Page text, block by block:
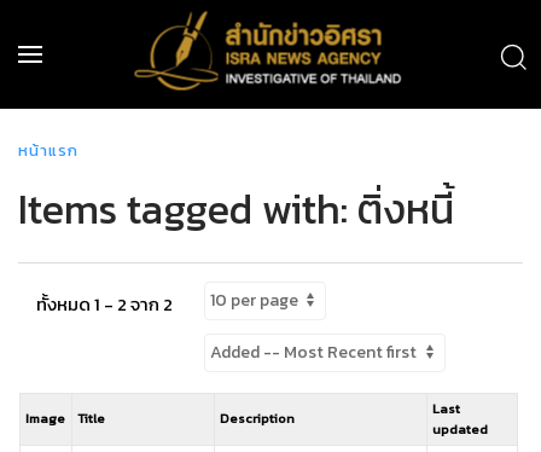
หน้าแรก
Items tagged with: ติ่งหนี้
ทั้งหมด 1 - 2 จาก 2
Image Title Description
Last
updated